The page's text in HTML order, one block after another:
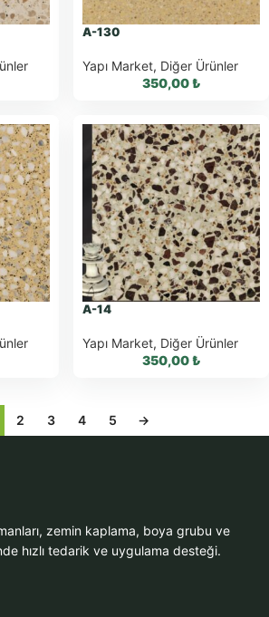
A-130
Yapı Market, Diğer Ürünler
350,00₺
WhatsApp ile
Sipariş
WhatsApp Teklif
Al
A-14
Yapı Market, Diğer Ürünler
350,00₺
WhatsApp Teklif
Al
2 3 4 5 →
zemin kaplama, boya grubu ve
hızlı tedarik ve uygulama desteği.